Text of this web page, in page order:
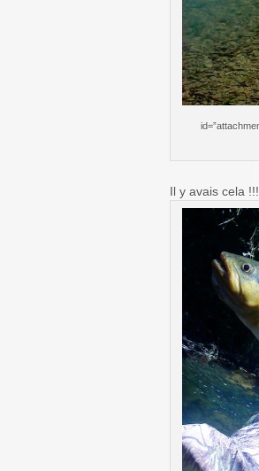
Il y avais cela